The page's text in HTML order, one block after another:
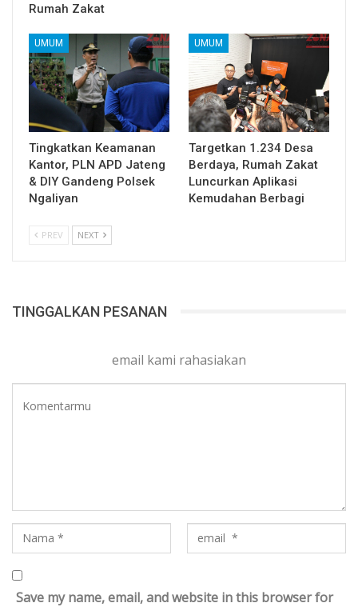
Rumah Zakat
UMUM
Tingkatkan Keamanan
Kantor, PLN APD Jateng
& DIY Gandeng Polsek
Ngaliyan
UMUM
Targetkan 1.234 Desa
Berdaya, Rumah Zakat
Luncurkan Aplikasi
Kemudahan Berbagi
PREV NEXT
TINGGALKAN PESANAN
email kami rahasiakan
Save my name, email, and website in this browser for